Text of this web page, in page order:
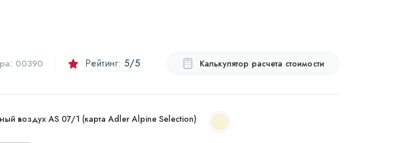
00390 Рейтинг: 5/5 Калькулятор расчета стоимости
воздух AS 07/1 (карта Adler Alpine Selection)